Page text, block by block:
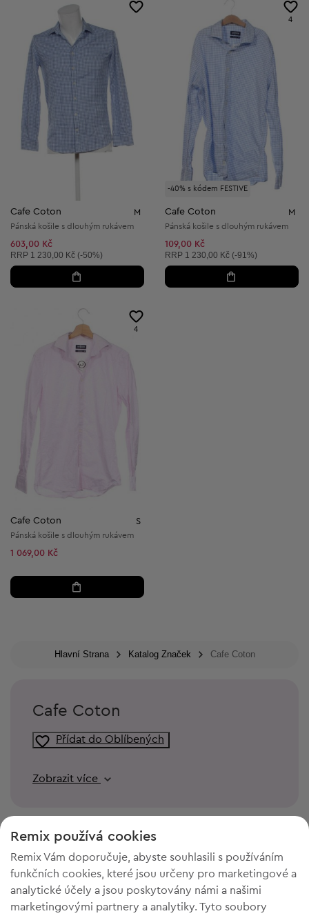
Cafe Coton M
Pánská košile s dlouhým rukávem
603,00 Kč
Doporučená cena:
RRP 1 230,00 Kč (-50%)
-40% s kódem FESTIVE
4
Cafe Coton M
Pánská košile s dlouhým rukávem
109,00 Kč
Doporučená cena:
RRP 1 230,00 Kč (-91%)
4
Cafe Coton S
Pánská košile s dlouhým rukávem
1 069,00 Kč
Hlavní Strana Katalog Značek Cafe Coton
Cafe Coton
Přídat do Oblíbených
Zobrazit více
Remix používá cookies
Remix Vám doporučuje, abyste souhlasili s používáním
funkčních cookies, které jsou určeny pro marketingové a
analytické účely a jsou poskytovány námi a našimi
marketingovými partnery a analytiky. Tyto soubory